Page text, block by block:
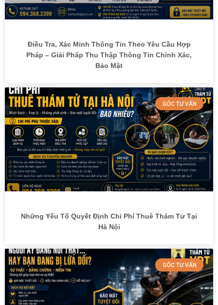
Điều Tra, Xác Minh Thông Tin Theo Yêu Cầu Hợp
Pháp – Giải Pháp Thu Thập Thông Tin Chính Xác,
Bảo Mật
GÓC TƯ VẤN
Những Yếu Tố Quyết Định Chi Phí Thuê Thám Tử Tại
Hà Nội
GÓC TƯ VẤN